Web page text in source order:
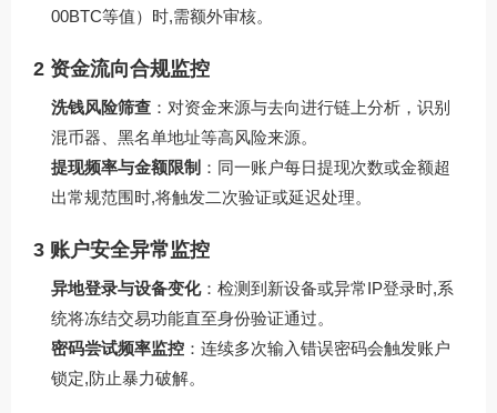
00BTC等值）时,需额外审核。
2 资金流向合规监控
洗钱风险筛查 ：对资金来源与去向进行链上分析，识别
混币器、黑名单地址等高风险来源。
提现频率与金额限制 ：同一账户每日提现次数或金额超
出常规范围时,将触发二次验证或延迟处理。
3 账户安全异常监控
异地登录与设备变化：检测到新设备或异常IP登录时,系
统将冻结交易功能直至身份验证通过。
密码尝试频率监控 ：连续多次输入错误密码会触发账户
锁定,防止暴力破解。